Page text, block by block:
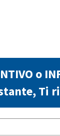
o
Ti